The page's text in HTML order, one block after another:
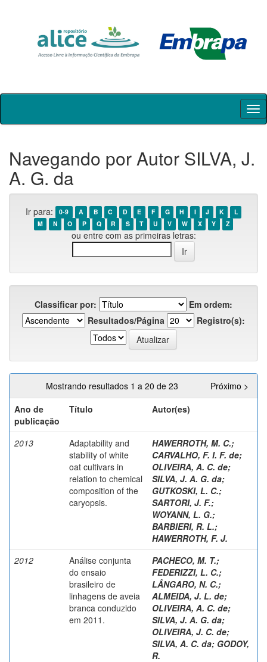
Skip
Navegando por Autor SILVA, J.
A. G. da
Ir para: 0-9 A B C D E F G H I J K
L
M
N O P Q R S T U V W X Y Z
ou entre com as primeiras letras:
Classificar por:
Em ordem:
Resultados/Página
Registro(s):
Mostrando resultados 1 a 20 de 23
Próximo >
Ano de
publicação
Título Autor(es)
2013
Adaptability and
stability of white
oat cultivars in
relation to chemical
composition of the
caryopsis.
HAWERROTH, M. C.;
CARVALHO, F. I. F. de;
OLIVEIRA, A. C. de;
SILVA, J. A. G. da;
GUTKOSKI, L. C.;
SARTORI, J. F.;
WOYANN, L. G.;
BARBIERI, R. L.;
HAWERROTH, F. J.
2012
Análise conjunta
do ensaio
brasileiro de
linhagens de aveia
branca conduzido
em 2011.
PACHECO, M. T.;
FEDERIZZI, L. C.;
LÂNGARO, N. C.;
ALMEIDA, J. L. de;
OLIVEIRA, A. C. de;
SILVA, J. A. G. da;
OLIVEIRA, J. C. de;
SILVA, A. C. da; GODOY,
R.